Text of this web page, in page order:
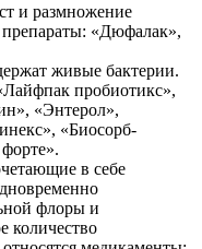
и размножение
«Дюфалак»,
живые бактерии.
пробиотикс»,
«Энтерол»,
«Биосорб-
в себе
флоры и
количество